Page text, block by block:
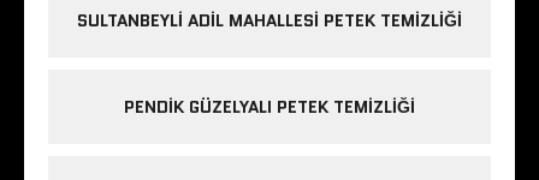
SULTANBEYLI ADIL MAHALLESI PETEK TEMIZLIĞI
PENDIK GÜZELYALI PETEK TEMIZLIĞI